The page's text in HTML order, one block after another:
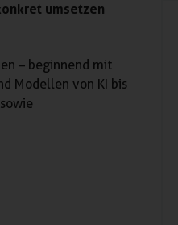
umsetzen
– beginnend mit
Modellen von KI bis